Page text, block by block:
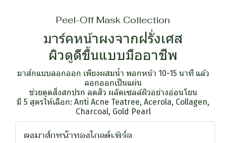
Peel-Off Mask Collection
มาร์คหน้าผงจากฝรั่งเศส
ผิวดูดีขึ้นแบบมืออาชีพ
มาส์กแบบลอกออก เพียงผสมน้ำ พอกหน้า 10-15 นาที แล้ว
ลอกออกเป็นแผ่น
ช่วยดูดสิ่งสกปรก ลดสิว ผลัดเซลล์ผิวอย่างอ่อนโยน
มี 5 สูตรให้เลือก: Anti Acne Teatree, Acerola, Collagen,
Charcoal, Gold Pearl
ผงมาส์กหน้าทองโกลด์เพิร์ล